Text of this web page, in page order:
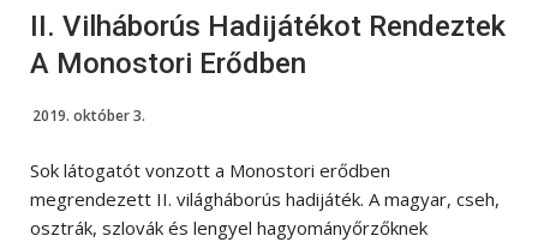
II. Vilháborús Hadijátékot Rendeztek
A Monostori Erődben
2019. október 3.
Sok látogatót vonzott a Monostori erődben
megrendezett II. világháborús hadijáték. A magyar, cseh,
osztrák, szlovák és lengyel hagyományőrzőknek